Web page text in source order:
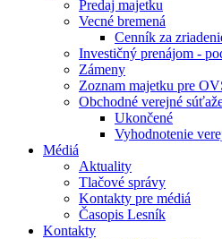
Predaj majetku
Vecné bremená
Cenník za
Investičný prenájom -
Zámeny
Zoznam majetku pre
Obchodné verejné
Ukončené
Vyhodnotenie
Médiá
Aktuality
Tlačové správy
Kontakty pre médiá
Časopis Lesník
Kontakty